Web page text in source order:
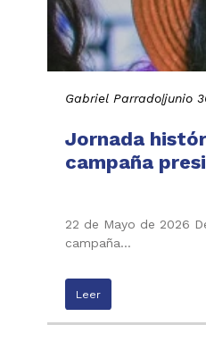
Gabriel Parrado|junio
Jornada
campaña
22 de Mayo de 2026
campaña…
Leer